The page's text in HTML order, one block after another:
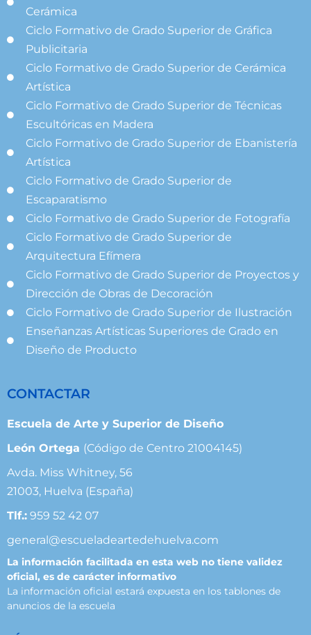
Cerámica
Ciclo Formativo de Grado Superior de Gráfica
Publicitaria
Ciclo Formativo de Grado Superior de Cerámica
Artística
Ciclo Formativo de Grado Superior de Técnicas
Escultóricas en Madera
Ciclo Formativo de Grado Superior de Ebanistería
Artística
Ciclo Formativo de Grado Superior de
Escaparatismo
Ciclo Formativo de Grado Superior de Fotografía
Ciclo Formativo de Grado Superior de
Arquitectura Efímera
Ciclo Formativo de Grado Superior de Proyectos y
Dirección de Obras de Decoración
Ciclo Formativo de Grado Superior de Ilustración
Enseñanzas Artísticas Superiores de Grado en
Diseño de Producto
CONTACTAR
Escuela de Arte y Superior de Diseño
León Ortega (Código de Centro 21004145)
Avda. Miss Whitney, 56
21003, Huelva (España)
Tlf.: 959 52 42 07
general@escueladeartedehuelva.com
La información facilitada en esta web no tiene validez
oficial, es de carácter informativo
La información oficial estará expuesta en los tablones de
anuncios de la escuela